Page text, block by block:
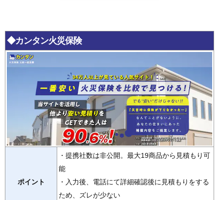
◆カンタン火災保険
ポイント
・提携社数は非公開。最大19商品から見積もり可
能
・入力後、電話にて詳細確認後に見積もりをする
ため、ズレが少ない